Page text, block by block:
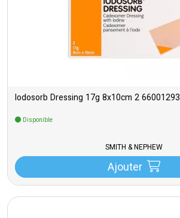
Iodosorb Dressing 17g 8x10cm 2 66001293
Disponible
SMITH & NEPHEW
Ajouter